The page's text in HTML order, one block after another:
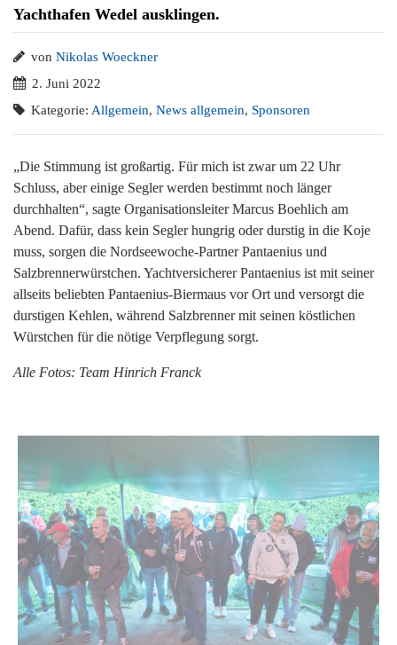
Yachthafen Wedel ausklingen.
von Nikolas Woeckner
2. Juni 2022
Kategorie: Allgemein, News allgemein, Sponsoren
„Die Stimmung ist großartig. Für mich ist zwar um 22 Uhr
Schluss, aber einige Segler werden bestimmt noch länger
durchhalten“, sagte Organisationsleiter Marcus Boehlich am
Abend. Dafür, dass kein Segler hungrig oder durstig in die Koje
muss, sorgen die Nordseewoche-Partner Pantaenius und
Salzbrennerwürstchen. Yachtversicherer Pantaenius ist mit seiner
allseits beliebten Pantaenius-Biermaus vor Ort und versorgt die
durstigen Kehlen, während Salzbrenner mit seinen köstlichen
Würstchen für die nötige Verpflegung sorgt.
Alle Fotos: Team Hinrich Franck